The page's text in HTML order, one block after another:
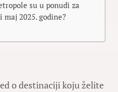
su u ponudi za
maj 2025. godine?
o destinaciji koju želite